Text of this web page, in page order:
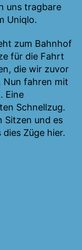
uns tragbare
Uniqlo.
zum Bahnhof
für die Fahrt
die wir zuvor
Nun fahren mit
Eine
Schnellzug.
Sitzen und es
Züge hier.